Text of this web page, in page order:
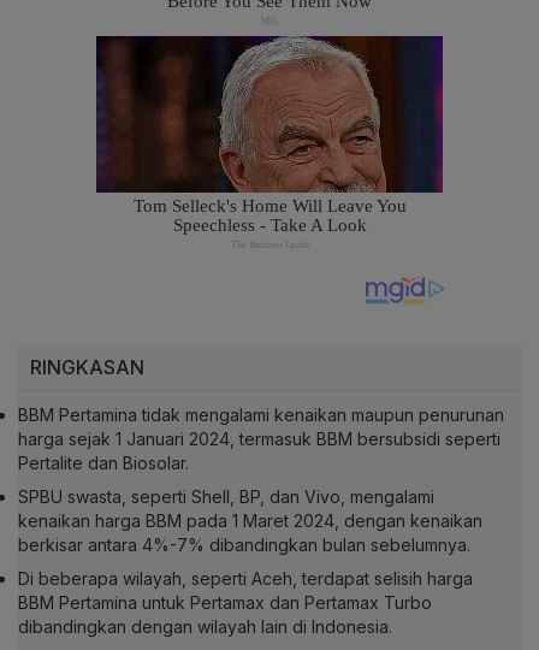
RINGKASAN
BBM Pertamina tidak mengalami kenaikan maupun penurunan
harga sejak 1 Januari 2024, termasuk BBM bersubsidi seperti
Pertalite dan Biosolar.
SPBU swasta, seperti Shell, BP, dan Vivo, mengalami
kenaikan harga BBM pada 1 Maret 2024, dengan kenaikan
berkisar antara 4%-7% dibandingkan bulan sebelumnya.
Di beberapa wilayah, seperti Aceh, terdapat selisih harga
BBM Pertamina untuk Pertamax dan Pertamax Turbo
dibandingkan dengan wilayah lain di Indonesia.